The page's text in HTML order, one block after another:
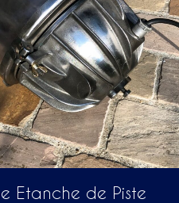
Etanche de Piste